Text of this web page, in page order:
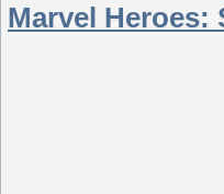
Marvel Heroes: